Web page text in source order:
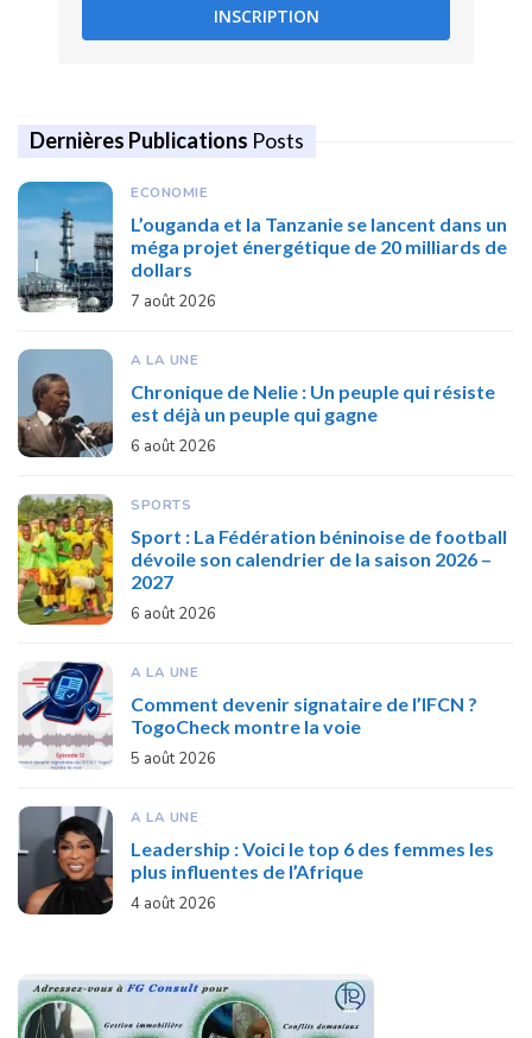
INSCRIPTION
Dernières Publications Posts
ECONOMIE
L’ouganda et la Tanzanie se lancent dans un
méga projet énergétique de 20 milliards de
dollars
7 août 2026
A LA UNE
Chronique de Nelie : Un peuple qui résiste
est déjà un peuple qui gagne
6 août 2026
SPORTS
Sport : La Fédération béninoise de football
dévoile son calendrier de la saison 2026 –
2027
6 août 2026
A LA UNE
Comment devenir signataire de l’IFCN ?
TogoCheck montre la voie
5 août 2026
A LA UNE
Leadership : Voici le top 6 des femmes les
plus influentes de l’Afrique
4 août 2026